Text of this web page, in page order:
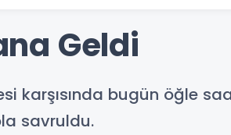
Geldi
karşısında bugün öğle
savruldu.